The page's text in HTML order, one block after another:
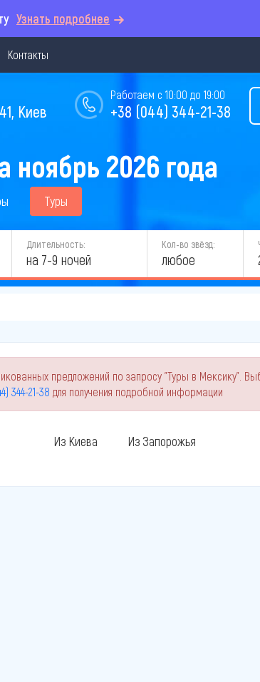
Узнать подробнее
Контакты
Работаем с 10:00 до 19:00
+38 (044) 344-21-38
Киев
2026 года
Туры
Длительность:
на 7-9 ночей
Кол-во звёзд:
любое
предложений по запросу "Туры в Мексику".
344-21-38 для получения подробной информации
Из Киева Из Запорожья